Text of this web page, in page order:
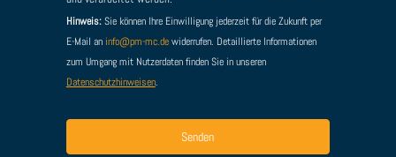
Hinweis:Sie können Ihre Einwilligung jederzeit für die Zukunft per
E-Mail an info@pm-mc.dewiderrufen. Detaillierte Informationen
zum Umgang mit Nutzerdaten finden Sie in unseren
Datenschutzhinweisen.